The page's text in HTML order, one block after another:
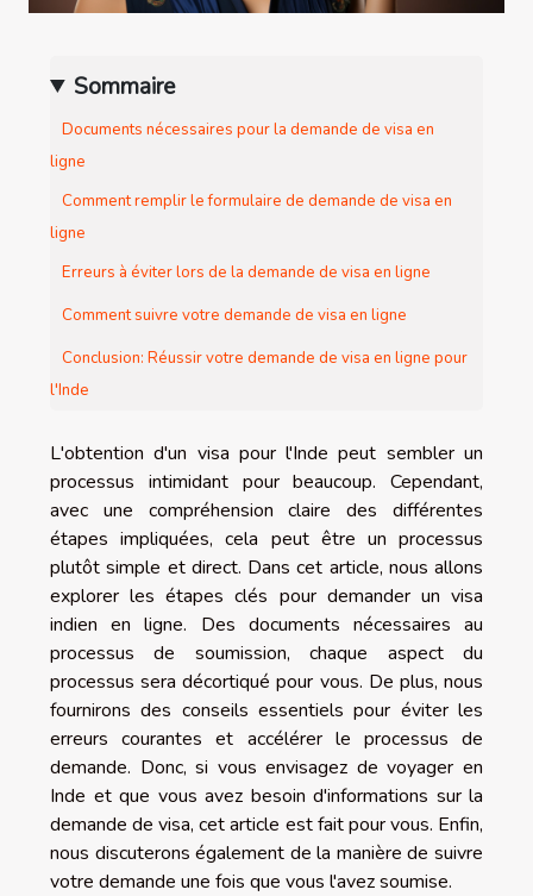
Sommaire
Documents nécessaires pour la demande de visa en
ligne
Comment remplir le formulaire de demande de visa en
ligne
Erreurs à éviter lors de la demande de visa en ligne
Comment suivre votre demande de visa en ligne
Conclusion: Réussir votre demande de visa en ligne pour
l'Inde
L'obtention d'un visa pour l'Inde peut sembler un
processus intimidant pour beaucoup. Cependant,
avec une compréhension claire des différentes
étapes impliquées, cela peut être un processus
plutôt simple et direct. Dans cet article, nous allons
explorer les étapes clés pour demander un visa
indien en ligne. Des documents nécessaires au
processus de soumission, chaque aspect du
processus sera décortiqué pour vous. De plus, nous
fournirons des conseils essentiels pour éviter les
erreurs courantes et accélérer le processus de
demande. Donc, si vous envisagez de voyager en
Inde et que vous avez besoin d'informations sur la
demande de visa, cet article est fait pour vous. Enfin,
nous discuterons également de la manière de suivre
votre demande une fois que vous l'avez soumise.